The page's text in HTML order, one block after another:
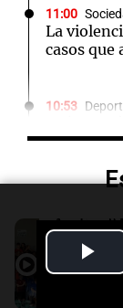
11:00
La
casos que
10:53
10:52
Las
Audio.
la
Amamos